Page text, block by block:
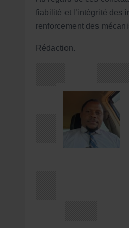
fiabilité et l’intégrité des
renforcement des
Rédaction.